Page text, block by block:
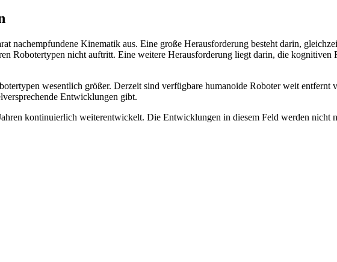
nachempfundene Kinematik aus. Eine große Herausforderung besteht darin,
Robotertypen nicht auftritt. Eine weitere Herausforderung liegt darin, die kognitiven
wesentlich größer. Derzeit sind verfügbare humanoide Roboter weit entfernt
Entwicklungen gibt.
kontinuierlich weiterentwickelt. Die Entwicklungen in diesem Feld werden nicht